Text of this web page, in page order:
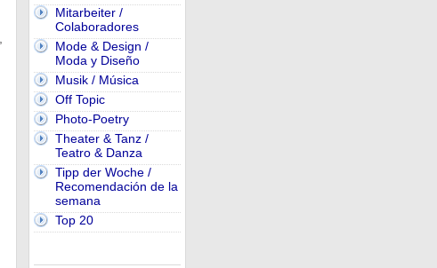
Mitarbeiter /
Colaboradores
Mode & Design /
Moda y Diseño
Musik / Música
Off Topic
Photo-Poetry
Theater & Tanz /
Teatro & Danza
Tipp der Woche /
Recomendación de la
semana
Top 20